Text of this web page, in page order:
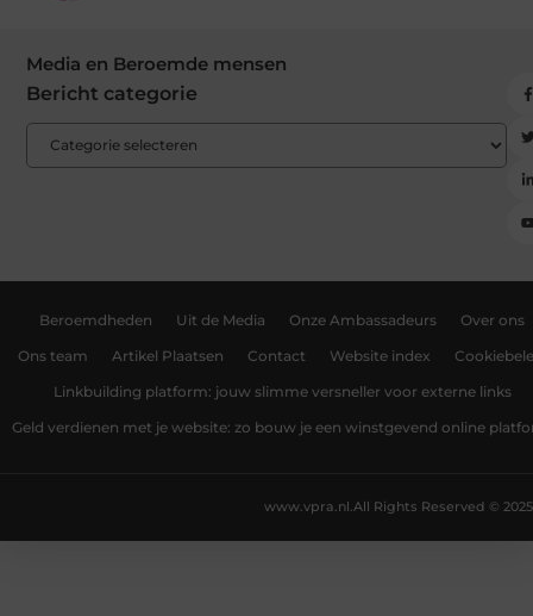
Media en Beroemde mensen
Bericht categorie
Beroemdheden Uit de Media Onze Ambassadeurs Over ons
Ons team Artikel Plaatsen Contact Website index
Linkbuilding platform: jouw slimme versneller voor externe links
Geld verdienen met je website: zo bouw je een winstgevend online
All Rights Reserved © 2025
www.vpra.nl.